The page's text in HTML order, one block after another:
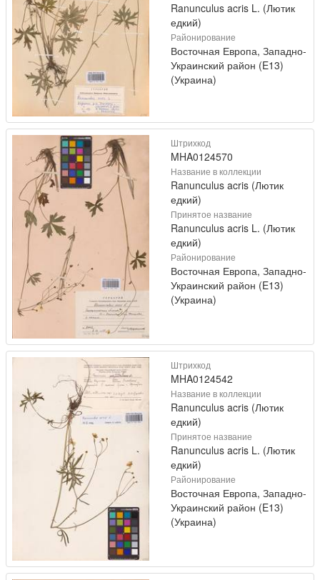
Ranunculus acris L. (Лютик
едкий)
Районирование
Восточная Европа, Западно-
Украинский район (E13)
(Украина)
Штрихкод
MHA0124570
Название в коллекции
Ranunculus acris (Лютик
едкий)
Принятое название
Ranunculus acris L. (Лютик
едкий)
Районирование
Восточная Европа, Западно-
Украинский район (E13)
(Украина)
Штрихкод
MHA0124542
Название в коллекции
Ranunculus acris (Лютик
едкий)
Принятое название
Ranunculus acris L. (Лютик
едкий)
Районирование
Восточная Европа, Западно-
Украинский район (E13)
(Украина)